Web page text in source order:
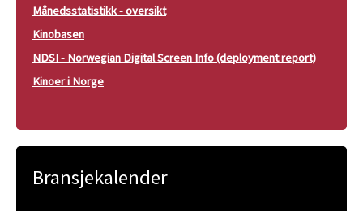
Månedsstatistikk - oversikt
Kinobasen
NDSI - Norwegian Digital Screen Info (deployment report)
Kinoer i Norge
Bransjekalender